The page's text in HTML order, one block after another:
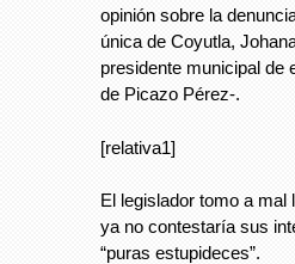
opinión sobre la
única de Coyutla,
presidente municipal de
de Picazo Pérez-.
[relativa1]
El legislador tomo a mal
ya no contestaría sus
“puras estupideces”.